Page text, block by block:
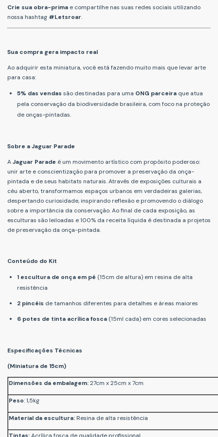
Crie sua obra-prima e compartilhe nas suas redes sociais utilizando
nossa hashtag #Letsroar.
Sua compra gera impacto real
Ao adquirir esta miniatura, você está fazendo muito mais que levar arte
para casa:
5% das vendas são destinadas para uma ONG parceira que atua
pela conservação da biodiversidade brasileira, com foco na proteção
de onças-pintadas.
Sobre a Jaguar Parade
AJaguar Parade é um movimento artístico com propósito poderoso:
unir arte e conscientização para promover a preservação da onça-
pintada e de seus habitats naturais. Através de exposições culturais a
céu aberto, transformamos espaços urbanos em verdadeiras galerias,
despertando curiosidade, inspirando reflexão e promovendo o diálogo
sobre a importância da conservação. Ao final de cada exposição, as
esculturas são leiloadas e 100% da receita líquida é destinada a projetos
de preservação da onça-pintada.
Conteúdo do Kit
1 escultura de onça em pé (15cm de altura) em resina de alta
resistência
2 pincéis de tamanhos diferentes para detalhes e áreas maiores
6 potes de tinta acrílica fosca (15ml cada) em cores selecionadas
Especificações Técnicas
(Miniatura de 15cm)
Dimensões da embalagem:27cm x 25cm x 7cm
Peso: 1,5kg
Material da escultura:Resina de alta resistência
Tintas: Acrílica fosca de qualidade profissional